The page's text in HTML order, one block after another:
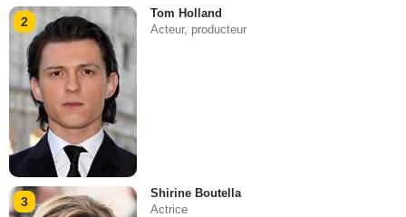
2
Tom Holland
Acteur, producteur
3
Shirine Boutella
Actrice